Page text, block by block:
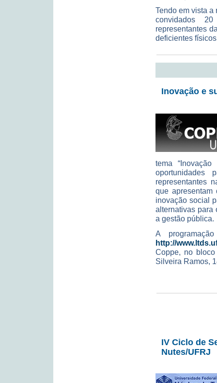
Tendo em vista
convidados
representantes
deficientes
Inovação e
tema
oportunidades
representantes
que
inovação social
alternativas para
a gestão pública.
A
http://
Coppe, no
Silveira Ramos,
IV Ciclo de
Nutes/UFRJ